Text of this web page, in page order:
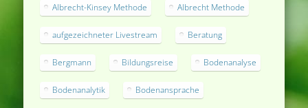
Albrecht-Kinsey Methode Albrecht Methode
aufgezeichneter Livestream Beratung
Bergmann Bildungsreise Bodenanalyse
Bodenanalytik Bodenansprache